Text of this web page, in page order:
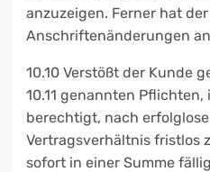
anzuzeigen. Ferner hat
Anschriftenänderungen
10.10 Verstößt der Kunde
10.11 genannten Pflichten,
berechtigt, nach
Vertragsverhältnis fristlos
sofort in einer Summe